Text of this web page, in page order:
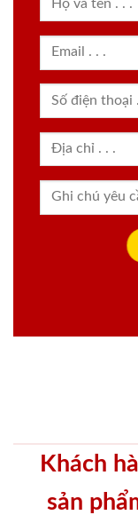
Khách
sản